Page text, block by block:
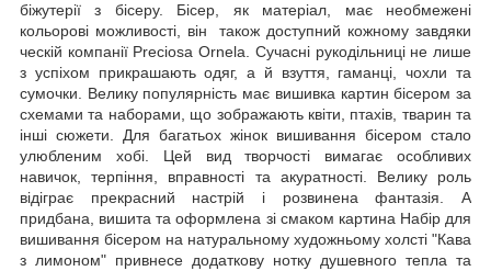
біжутерії з бісеру. Бісер, як матеріал, має необмежені
кольорові можливості, він також доступний кожному завдяки
ческій компанії Preciosa Ornela. Сучасні рукодільниці не лише
з успіхом прикрашають одяг, а й взуття, гаманці, чохли та
сумочки. Велику популярність має вишивка картин бісером за
схемами та наборами, що зображають квіти, птахів, тварин та
інші сюжети. Для багатьох жінок вишивання бісером стало
улюбленим хобі. Цей вид творчості вимагає особливих
навичок, терпіння, вправності та акуратності. Велику роль
відіграє прекрасний настрій і розвинена фантазія. А
придбана, вишита та оформлена зі смаком картина Набір для
вишивання бісером на натуральному художньому холсті "Кава
з лимоном" привнесе додаткову нотку душевного тепла та